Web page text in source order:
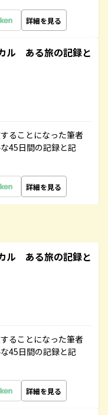
詳細を見る
ル ある旅の記録と
ることになった筆者
45日間の記録と記
詳細を見る
ル ある旅の記録と
ることになった筆者
45日間の記録と記
詳細を見る